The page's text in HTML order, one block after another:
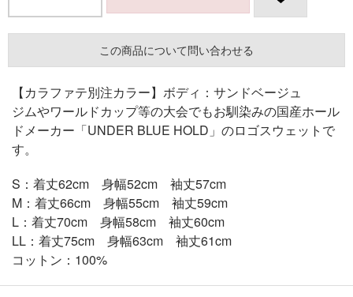
この商品について問い合わせる
【カラファテ別注カラー】ボディ：サンドベージュ
ジムやワールドカップ等の大会でもお馴染みの国産ホール
ドメーカー「UNDER BLUE HOLD」のロゴスウェットで
す。
S：着丈62cm 身幅52cm 袖丈57cm
M：着丈66cm 身幅55cm 袖丈59cm
L：着丈70cm 身幅58cm 袖丈60cm
LL：着丈75cm 身幅63cm 袖丈61cm
コットン：100%